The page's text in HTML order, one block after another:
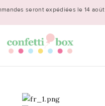
seront expédiées le 14 août